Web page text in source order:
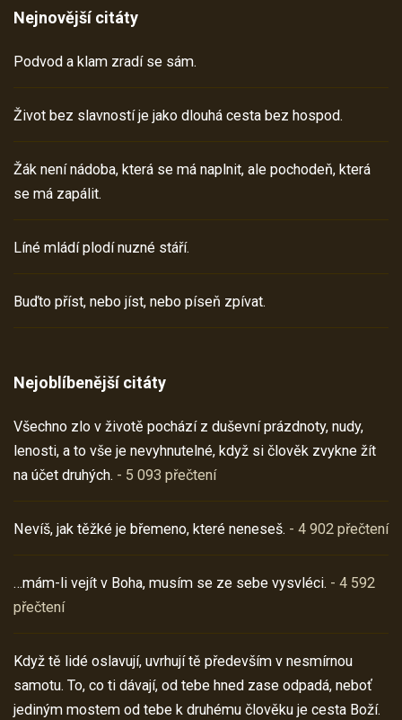
Nejnovější citáty
Podvod a klam zradí se sám.
Život bez slavností je jako dlouhá cesta bez hospod.
Žák není nádoba, která se má naplnit, ale pochodeň, která
se má zapálit.
Líné mládí plodí nuzné stáří.
Buďto příst, nebo jíst, nebo píseň zpívat.
Nejoblíbenější citáty
Všechno zlo v životě pochází z duševní prázdnoty, nudy,
lenosti, a to vše je nevyhnutelné, když si člověk zvykne žít
na účet druhých. - 5 093 přečtení
Nevíš, jak těžké je břemeno, které neneseš. - 4 902 přečtení
…mám-li vejít v Boha, musím se ze sebe vysvléci. - 4 592
přečtení
Když tě lidé oslavují, uvrhují tě především v nesmírnou
samotu. To, co ti dávají, od tebe hned zase odpadá, neboť
jediným mostem od tebe k druhému člověku je cesta Boží.